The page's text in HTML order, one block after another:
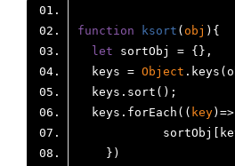
function ksort ( obj )
let
  keys =
Object
  keys.forEach(
( key)=>